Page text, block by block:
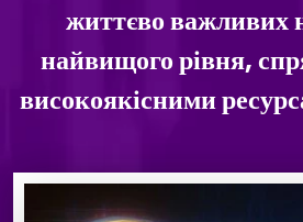
життєво
найвищого рівня,
високоякісними